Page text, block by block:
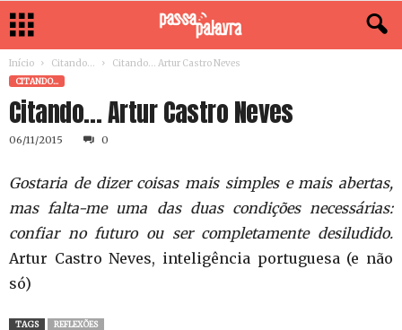
Início Citando... Citando… Artur Castro Neves
CITANDO...
Citando… Artur Castro Neves
06/11/2015 0
Gostaria de dizer coisas mais simples e mais abertas,
mas falta-me uma das duas condições necessárias:
confiar no futuro ou ser completamente desiludido.
Artur Castro Neves, inteligência portuguesa (e não
só)
TAGS REFLEXÕES